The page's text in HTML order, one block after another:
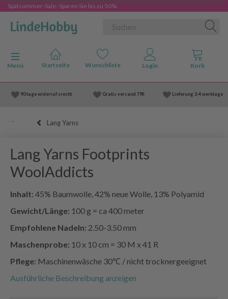
Spätsommer-Sale- Sparen Sie bis zu 50%
Anzeige ändern
Menü
90 tage widerruf srecht Gratis versand 79€ Lieferung 2-4 werktage
Lang Yarns
Lang Yarns Footprints
WoolAddicts
Inhalt: 45% Baumwolle, 42% neue Wolle, 13% Polyamid
Gewicht/Länge: 100 g = ca 400 meter
Empfohlene Nadeln: 2.50-3.50 mm
Maschenprobe: 10 x 10 cm = 30 M x 41 R
Pflege: Maschinenwäsche 30℃ / nicht trocknergeeignet
Ausführliche Beschreibung anzeigen